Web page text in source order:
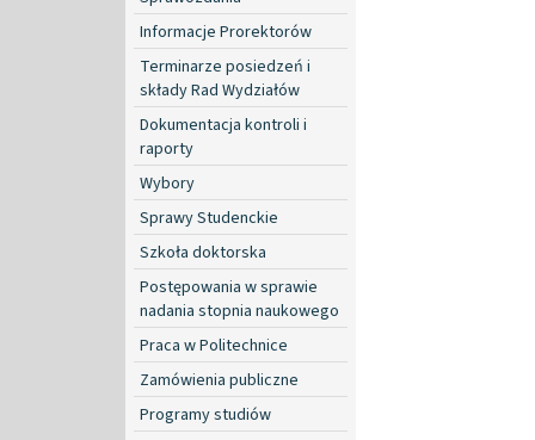
Informacje Prorektorów
Terminarze posiedzeń i
składy Rad Wydziałów
Dokumentacja kontroli i
raporty
Wybory
Sprawy Studenckie
Szkoła doktorska
Postępowania w sprawie
nadania stopnia naukowego
Praca w Politechnice
Zamówienia publiczne
Programy studiów